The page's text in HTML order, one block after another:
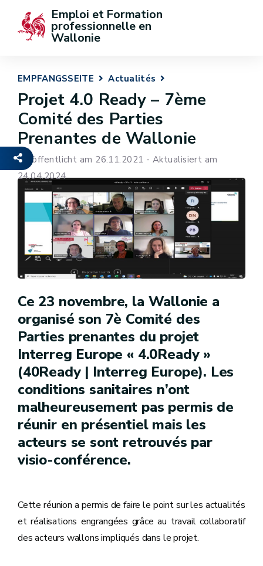
Emploi et Formation
professionnelle en
Wallonie
EMPFANGSSEITE Actualités
Projet 4.0 Ready – 7ème
Comité des Parties
Prenantes de Wallonie
Veröffentlicht am 26.11.2021 - Aktualisiert am
24.04.2024
Ce 23 novembre, la Wallonie a
organisé son 7è Comité des
Parties prenantes du projet
Interreg Europe « 4.0Ready »
(40Ready | Interreg Europe). Les
conditions sanitaires n’ont
malheureusement pas permis de
réunir en présentiel mais les
acteurs se sont retrouvés par
visio-conférence.
Cette réunion a permis de faire le point sur les actualités
et réalisations engrangées grâce au travail collaboratif
des acteurs wallons impliqués dans le projet.